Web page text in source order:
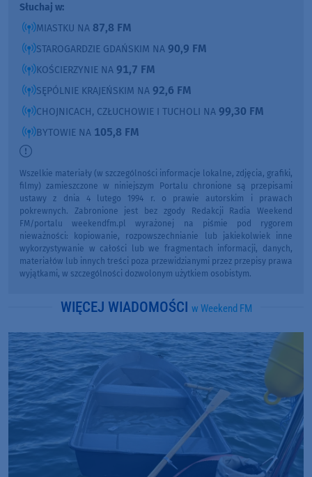
Słuchaj w:
MIASTKU NA 87,8 FM
STAROGARDZIE GDAŃSKIM NA 90,9 FM
KOŚCIERZYNIE NA 91,7 FM
SĘPÓLNIE KRAJEŃSKIM NA 92,6 FM
CHOJNICACH, CZŁUCHOWIE I TUCHOLI NA 99,30 FM
BYTOWIE NA 105,8 FM
Wszelkie materiały (w szczególności informacje lokalne, zdjęcia, grafiki,
filmy) zamieszczone w niniejszym Portalu chronione są przepisami
ustawy z dnia 4 lutego 1994 r. o prawie autorskim i prawach
pokrewnych. Zabronione jest bez zgody Redakcji Radia Weekend
FM/portalu weekendfm.pl wyrażonej na piśmie pod rygorem
nieważności: kopiowanie, rozpowszechnianie lub jakiekolwiek inne
wykorzystywanie w całości lub we fragmentach informacji, danych,
materiałów lub innych treści poza przewidzianymi przez przepisy prawa
wyjątkami, w szczególności dozwolonym użytkiem osobistym.
WIĘCEJ WIADOMOŚCI w Weekend FM